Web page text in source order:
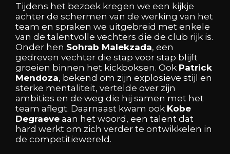
Tijdens het bezoek kregen we een kijkje
achter de schermen van de werking van het
team en spraken we uitgebreid met enkele
van de talentvolle vechters die de club rijk is.
Onder hen Sohrab Malekzada, een
gedreven vechter die stap voor stap blijft
groeien binnen het kickboksen. Ook Patrick
Mendoza, bekend om zijn explosieve stijl en
sterke mentaliteit, vertelde over zijn
ambities en de weg die hij samen met het
team aflegt. Daarnaast kwam ook Kobe
Degraeve aan het woord, een talent dat
hard werkt om zich verder te ontwikkelen in
de competitiewereld.